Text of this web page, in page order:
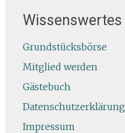
Wissenswertes
Grundstücksbörse
Mitglied werden
Gästebuch
Datenschutzerklärung
Impressum